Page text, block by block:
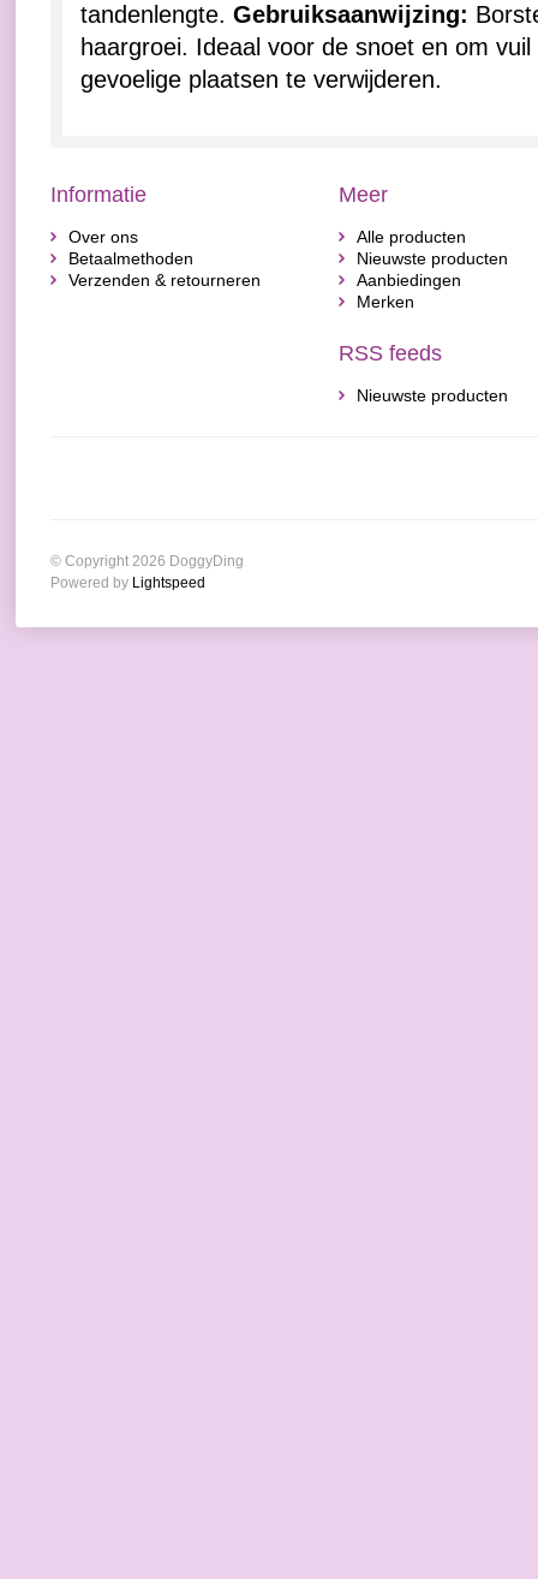
tandenlengte. Gebruiksaanwijzing:
haargroei. Ideaal voor de snoet en om
gevoelige plaatsen te verwijderen.
Informatie
Over ons
Betaalmethoden
Verzenden & retourneren
Meer
Alle producten
Nieuwste producten
Aanbiedingen
Merken
RSS feeds
Nieuwste producten
© Copyright 2026 DoggyDing
Powered by Lightspeed